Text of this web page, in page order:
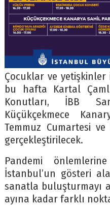
Çocuklar ve
bu hafta Kartal
Konutları, İBB
Küçükçekmece
Temmuz Cumartesi
gerçekleştirilecek.
Pandemi
İstanbul’un gösteri
sanatla buluşturmayı
ayına kadar farklı